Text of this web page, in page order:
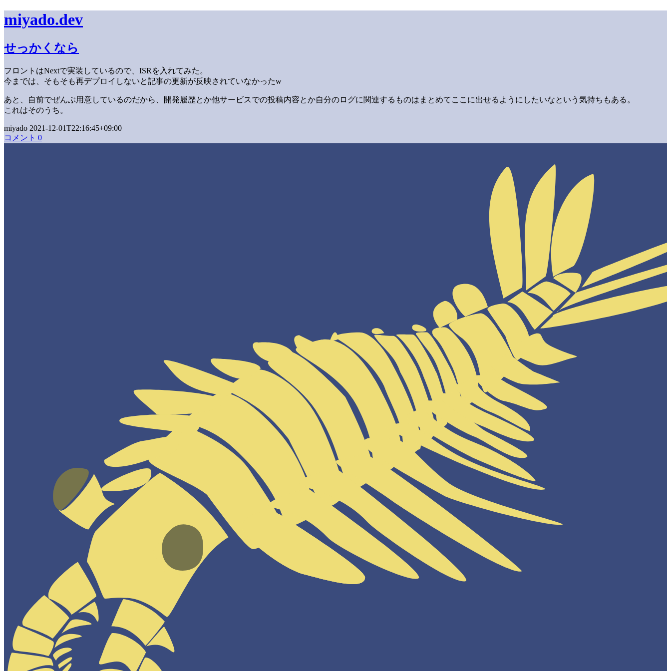
miyado.dev
せっかくなら
フロントはNextで実装しているので、ISRを入れてみた。
今までは、そもそも再デプロイしないと記事の更新が反映されていなかったw
あと、自前でぜんぶ用意しているのだから、開発履歴とか他サービスでの投稿内容とか自分のログに関連するものはまとめてここに出せるようにしたいなという気持ちもある。
これはそのうち。
miyado 2021-12-01T22:16:45+09:00
コメント 0